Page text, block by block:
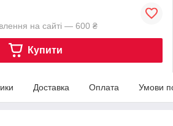
на сайті — 600 ₴
Купити
Доставка Оплата Умови